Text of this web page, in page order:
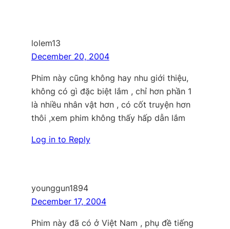
lolem13
December 20, 2004
Phim này cũng không hay nhu giới thiệu,
không có gì đặc biệt lắm , chỉ hơn phần 1
là nhiều nhân vật hơn , có cốt truyện hơn
thôi ,xem phim không thấy hấp dẫn lắm
Log in to Reply
younggun1894
December 17, 2004
Phim này đã có ở Việt Nam , phụ đề tiếng